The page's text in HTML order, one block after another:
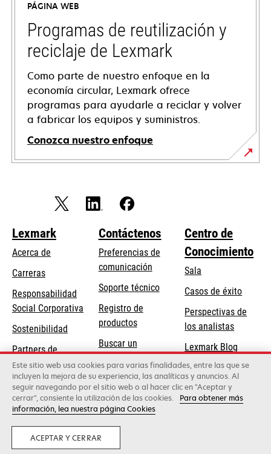
una
pestaña
nueva
PÁGINA WEB
Programas de reutilización y
reciclaje de Lexmark
Como parte de nuestro enfoque en la
economía circular, Lexmark ofrece
programas para ayudarle a reciclar y volver
a fabricar los equipos y suministros.
Conozca nuestro enfoque
Lexmark
Acerca de
Carreras
Responsabilidad
Social Corporativa
abre
una
pestaña
nueva
Sostenibilidad
Partners de
Lexmark
Contáctenos
Preferencias de
comunicación
Soporte técnicose
pestaña
nueva
Registro de
productos
Buscar un
concesionario
Centro de
Conocimiento
Sala
Casos de éxito
Perspectivas de
los analistas
Lexmark Blog
Lexmark International, Inc., una empresa de Xerox
©2026 Todos los derechos reservados.
Privacidad
Este sitio web usa cookies para varias finalidades, entre las que se
incluyen la mejora de su experiencia, las analíticas y anuncios. Al
seguir navegando por el sitio web o al hacer clic en "Aceptar y
cerrar", consiente la utilización de las cookies.
Para obtener más
información, lea nuestra página Cookies
ACEPTAR Y CERRAR